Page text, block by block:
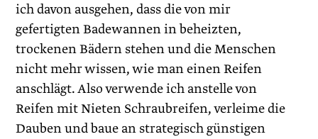
ich davon ausgehen, dass die von mir
gefertigten Badewannen in beheizten,
trockenen Bädern stehen und die Menschen
nicht mehr wissen, wie man einen Reifen
anschlägt. Also verwende ich anstelle von
Reifen mit Nieten Schraubreifen, verleime die
Dauben und baue an strategisch günstigen